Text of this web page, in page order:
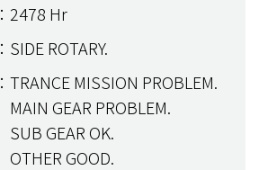
：2478 Hr
：SIDE ROTARY.
：TRANCE MISSION PROBLEM.
MAIN GEAR PROBLEM.
SUB GEAR OK.
OTHER GOOD.